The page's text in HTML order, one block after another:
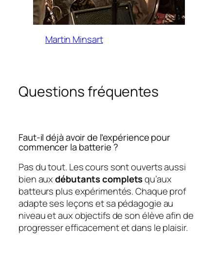
Martin Minsart
Questions fréquentes
Faut-il déjà avoir de l’expérience pour
commencer la batterie ?
Pas du tout. Les cours sont ouverts aussi
bien auxdébutants completsqu’aux
batteurs plus expérimentés. Chaque prof
adapte ses leçons et sa pédagogie au
niveau et aux objectifs de son élève afin de
progresser efficacement et dans le plaisir.